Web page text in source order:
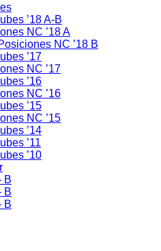
’18 A-B
NC ’18 A
NC ’18 B
’17
NC ’17
’16
NC ’16
’15
NC ’15
’14
’11
’10
B
B
B